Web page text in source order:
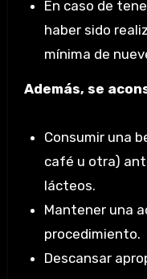
En caso de
haber sido
mínima de
Además, se
Consumir una
café u otra)
lácteos.
Mantener una
procedimiento.
Descansar